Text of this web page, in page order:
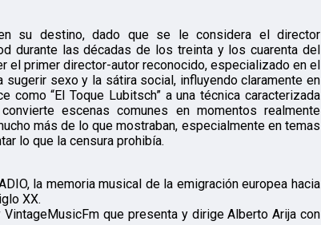
su destino, dado que se le considera el director
durante las décadas de los treinta y los cuarenta del
el primer director-autor reconocido, especializado en el
sexo y la sátira social, influyendo claramente en
como “El Toque Lubitsch” a una técnica caracterizada
escenas comunes en momentos realmente
más de lo que mostraban, especialmente en temas
lo que la censura prohibía.
la memoria musical de la emigración europea hacia
XX.
que presenta y dirige Alberto Arija con